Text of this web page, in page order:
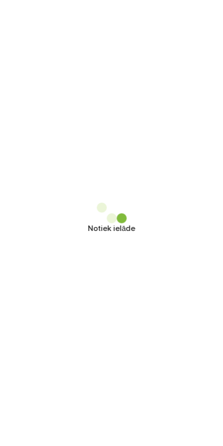
Notiek ielāde